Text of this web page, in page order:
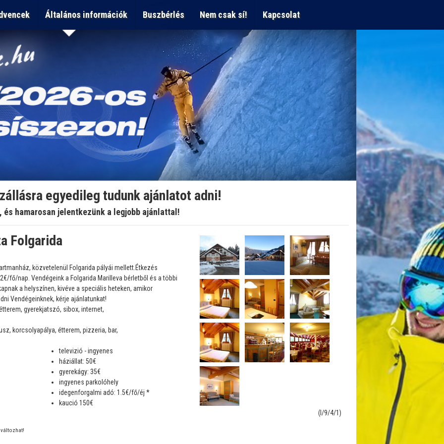
Általános információk Buszbérlés Nem csak sí! Kapcsolat
egyedileg tudunk ajánlatot adni!
hamarosan jelentkezünk a legjobb ajánlattal!
Folgarida
közvetelenül Folgarida pályái mellett.Étkezés
fő/nap. Vendégeink a Folgarida Marilleva bérletből és a többi
a helyszínen, kivéve a speciális heteken, amikor
Vendégeinknek, kérje ajánlatunkat!
gyerekjatszó, sibox, internet,
korcsolyapálya, étterem, pizzeria, bar,
televizió - ingyenes
háziállat: 50€
gyerekágy: 35€
ingyenes parkolóhely
idegenforgalmi adó: 1.5€/fő/éj *
kaució 150€
(I/9/4/1)